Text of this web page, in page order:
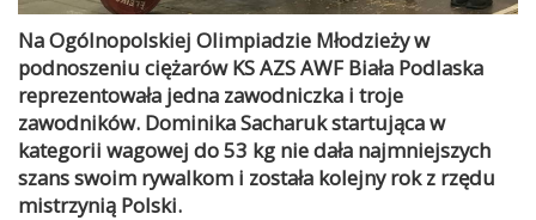
Na Ogólnopolskiej Olimpiadzie Młodzieży w
podnoszeniu ciężarów KS AZS AWF Biała Podlaska
reprezentowała jedna zawodniczka i troje
zawodników. Dominika Sacharuk startująca w
kategorii wagowej do 53 kg nie dała najmniejszych
szans swoim rywalkom i została kolejny rok z rzędu
mistrzynią Polski.